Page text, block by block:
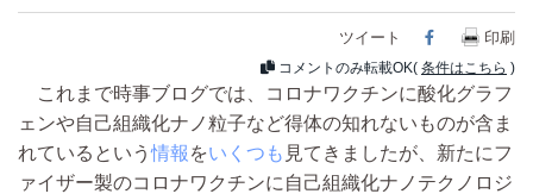
ツイート Facebook
印刷
コメントのみ転載OK( 条件はこちら )
これまで時事ブログでは、コロナワクチンに酸化グラフ
ェンや自己組織化ナノ粒子など得体の知れないものが含ま
れているという情報 をいくつも 見てきましたが、新たにフ
ァイザー製のコロナワクチンに自己組織化ナノテクノロジ